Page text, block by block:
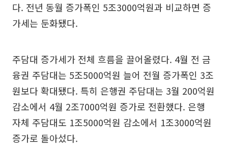
다. 전년 동월 증가폭인 5조3000억원과 비교하면 증
가세는 둔화됐다.
주담대 증가세가 전체 흐름을 끌어올렸다. 4월 전 금
융권 주담대는 5조5000억원 늘어 전월 증가폭인 3조
원보다 확대됐다. 특히 은행권 주담대는 3월 200억원
감소에서 4월 2조7000억원 증가로 전환했다. 은행
자체 주담대도 1조5000억원 감소에서 1조3000억원
증가로 돌아섰다.